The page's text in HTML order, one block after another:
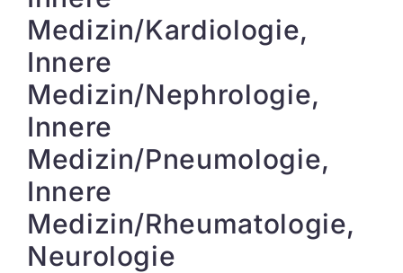
Medizin/Kardiologie,
Innere
Medizin/Nephrologie,
Innere
Medizin/Pneumologie,
Innere
Medizin/Rheumatologie,
Neurologie